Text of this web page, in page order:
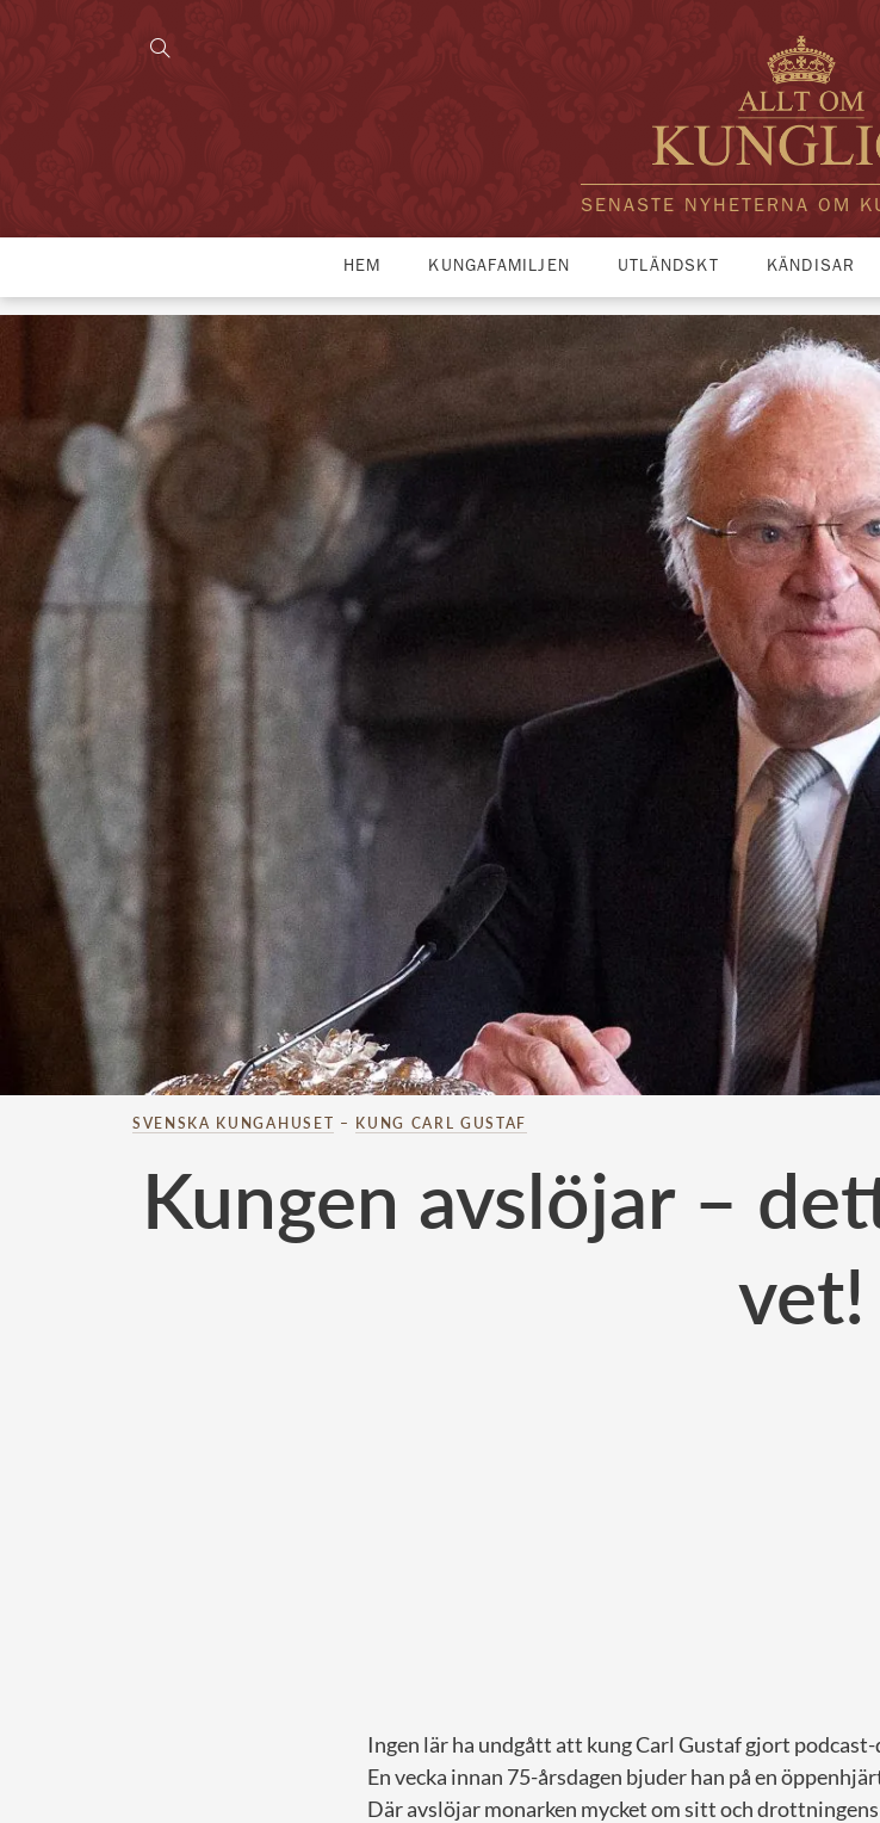
SENASTE NYHETERNA OM
HEM KUNGAFAMILJEN UTLÄNDSKT KÄNDISAR
SVENSKA KUNGAHUSET – KUNG CARL GUSTAF
Kungen avslöjar –
vet!
Ingen lär ha undgått att kung Carl Gustaf gjort
En vecka innan 75-årsdagen bjuder han på en
Där avslöjar monarken mycket om sitt och